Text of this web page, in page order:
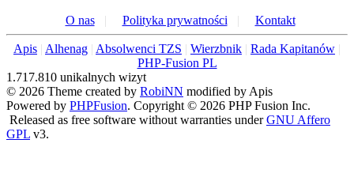
O nas| Polityka prywatności | Kontakt
Apis | Alhenag | Absolwenci TZS | Wierzbnik | Rada Kapitanów |
PHP-Fusion PL
1.717.810 unikalnych wizyt
© 2026 Theme created by RobiNN modified by Apis
Powered by PHPFusion. Copyright © 2026 PHP Fusion Inc.
Released as free software without warranties underGNU Affero
GPL v3.